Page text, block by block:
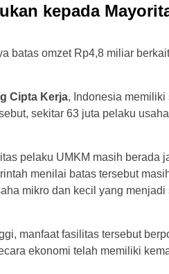
kepada
batas omzet Rp4,8 miliar
Cipta Kerja, Indonesia memiliki
sekitar 63 juta pelaku
pelaku UMKM masih berada
menilai batas tersebut
mikro dan kecil yang menjadi
manfaat fasilitas tersebut
ekonomi telah memiliki